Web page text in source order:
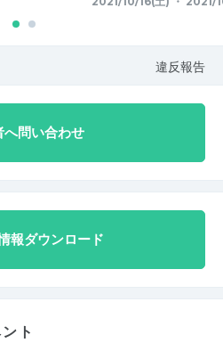
違反報告
へ問い合わせ
報ダウンロード
ト